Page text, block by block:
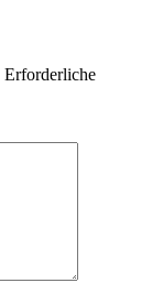
Erforderliche